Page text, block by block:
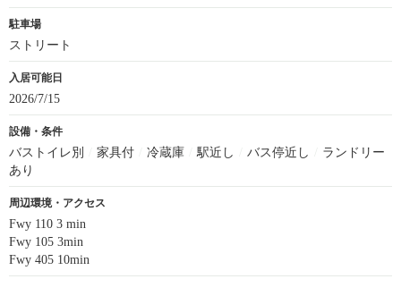
駐車場
ストリート
入居可能日
2026/7/15
設備・条件
バストイレ別 家具付 冷蔵庫 駅近し バス停近し
ランドリー
あり
周辺環境・アクセス
Fwy 110 3 min
Fwy 105 3min
Fwy 405 10min